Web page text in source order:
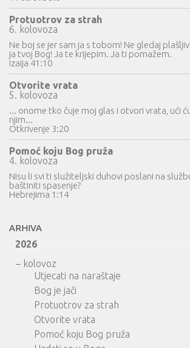
Protuotrov za strah
6. kolovoza
Ne boj se jer sam ja s tobom! Ne gledaj
ja tvoj Bog! Ja te krijepim. Ja ti pomažem.
Izaija 41:10
Otvorite vrata
5. kolovoza
... onome tko čuje moj glas i otvori vrata, ući
njim...
Otkrivenje 3:20
Pomoć koju Bog pruža
4. kolovoza
Nisu li svi ti služiteljski duhovi poslani na
baštiniti spasenje?
Hebrejima 1:14
ARHIVA
2026
– kolovoz
Utjecati na naraštaje
Bog je jači
Protuotrov za strah
Otvorite vrata
Pomoć koju Bog pruža